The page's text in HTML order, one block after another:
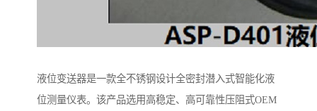
液位变送器是一款全不锈钢设计全密封潜入式智能化液
位测量仪表。该产品选用高稳定、高可靠性压阻式OEM